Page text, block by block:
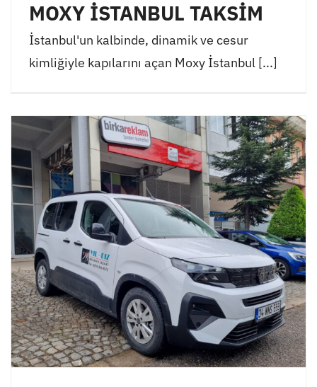
MOXY İSTANBUL TAKSİM
İstanbul'un kalbinde, dinamik ve cesur
kimliğiyle kapılarını açan Moxy İstanbul [...]